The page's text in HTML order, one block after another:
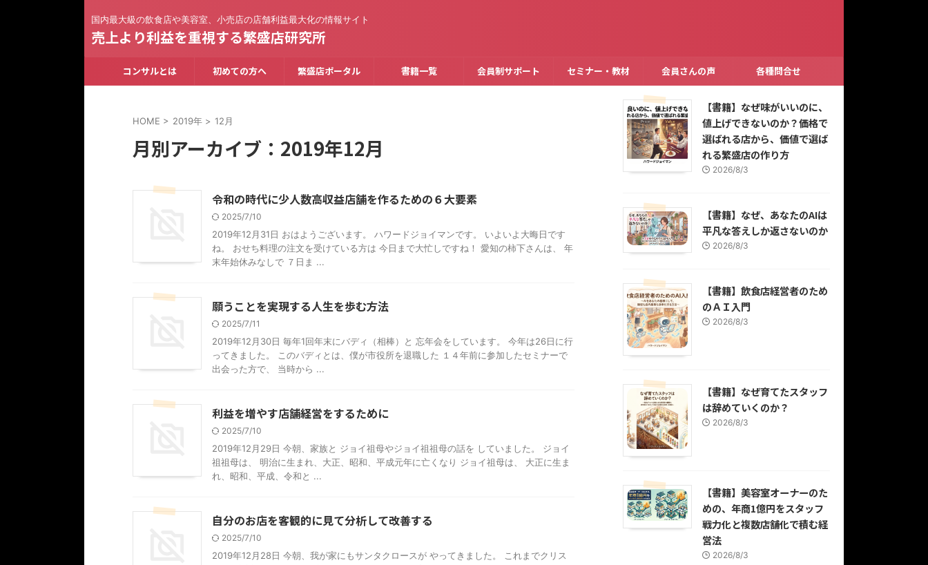
国内最大級の飲食店や美容室、小売店の店舗利益最大化の情報サイト
売上より利益を重視する繁盛店研究所
コンサルとは 初めての方へ 繁盛店ポータル 書籍一覧 会員制サポート セミナー・教材 会員さんの声 各種問合せ
HOME > 2019年 > 12月
月別アーカイブ：2019年12月
令和の時代に少人数高収益店舗を作るための６大要素
2025/7/10
2019年12月31日 おはようございます。 ハワードジョイマンです。 いよいよ大晦日です
ね。 おせち料理の注文を受けている方は 今日まで大忙しですね！ 愛知の柿下さんは、 年
末年始休みなしで ７日ま ...
願うことを実現する人生を歩む方法
2025/7/11
2019年12月30日 毎年1回年末にバディ（相棒）と 忘年会をしています。 今年は26日に行
ってきました。 このバディとは、僕が市役所を退職した １４年前に参加したセミナーで
出会った方で、 当時から ...
利益を増やす店舗経営をするために
2025/7/10
2019年12月29日 今朝、家族と ジョイ祖母やジョイ祖祖母の話を していました。 ジョイ
祖祖母は、 明治に生まれ、大正、昭和、平成元年に亡くなり ジョイ祖母は、 大正に生ま
れ、昭和、平成、令和と ...
自分のお店を客観的に見て分析して改善する
2025/7/10
2019年12月28日 今朝、我が家にもサンタクロースが やってきました。 これまでクリス
【書籍】なぜ味がいいのに、
値上げできないのか？価格で
選ばれる店から、価値で選ば
れる繁盛店の作り方
2026/8/3
【書籍】なぜ、あなたのAIは
平凡な答えしか返さないのか
2026/8/3
【書籍】飲食店経営者のため
のＡＩ入門
2026/8/3
【書籍】なぜ育てたスタッフ
は辞めていくのか？
2026/8/3
【書籍】美容室オーナーのた
めの、年商1億円をスタッフ
戦力化と複数店舗化で積む経
営法
2026/8/3